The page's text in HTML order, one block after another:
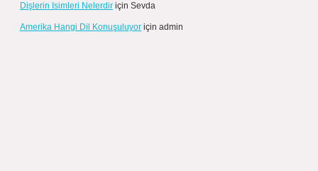
Dişlerin Isimleri Nelerdir için Sevda
Amerika Hangi Dil Konuşuluyor için admin